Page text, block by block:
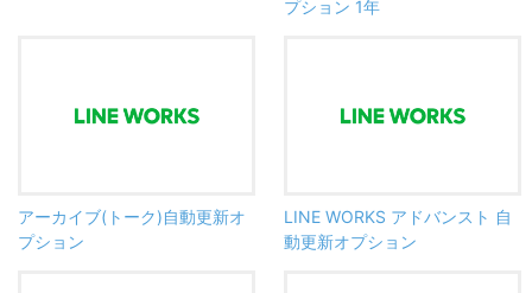
プション 1年
アーカイブ(トーク)自動更新オ
プション
LINE WORKS アドバンスト 自
動更新オプション